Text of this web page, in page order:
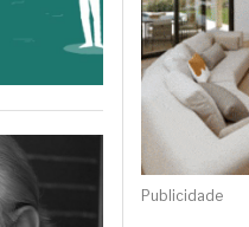
Publicidade